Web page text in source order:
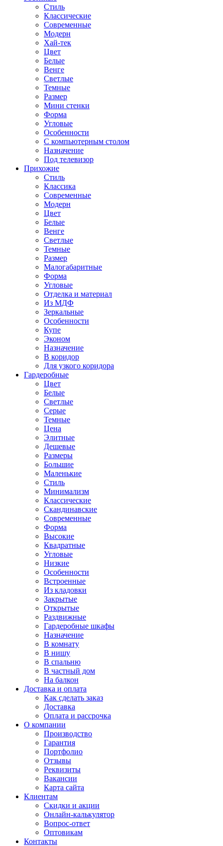
Стиль
Классические
Современные
Модерн
Хай-тек
Цвет
Белые
Венге
Светлые
Темные
Размер
Мини стенки
Форма
Угловые
Особенности
С компьютерным столом
Назначение
Под телевизор
Прихожие
Стиль
Классика
Современные
Модерн
Цвет
Белые
Венге
Светлые
Темные
Размер
Малогабаритные
Форма
Угловые
Отделка и материал
Из МДФ
Зеркальные
Особенности
Купе
Эконом
Назначение
В коридор
Для узкого коридора
Гардеробные
Цвет
Белые
Светлые
Серые
Темные
Цена
Элитные
Дешевые
Размеры
Большие
Маленькие
Стиль
Минимализм
Классические
Скандинавские
Современные
Форма
Высокие
Квадратные
Угловые
Низкие
Особенности
Встроенные
Из кладовки
Закрытые
Открытые
Раздвижные
Гардеробные шкафы
Назначение
В комнату
В нишу
В спальню
В частный дом
На балкон
Доставка и оплата
Как сделать заказ
Доставка
Оплата и рассрочка
О компании
Производство
Гарантия
Портфолио
Отзывы
Реквизиты
Вакансии
Карта сайта
Клиентам
Скидки и акции
Онлайн-калькулятор
Вопрос-ответ
Оптовикам
Контакты